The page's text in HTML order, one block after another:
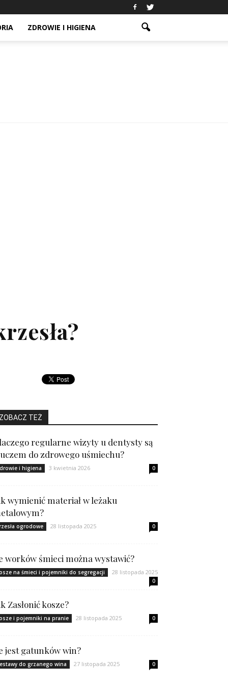
ZDROWIE I HIGIENA
ZOBACZ TEŻ
regularne wizyty u dentysty są
do zdrowego uśmiechu?
i higiena 3 kwietnia 2026 0
wymienić materiał w leżaku
ogrodowe 28 listopada 2025 0
worków śmieci można wystawić?
na śmieci i pojemniki do segregacji 28 listopada 2025
0
Zasłonić kosze?
i pojemniki na pranie 28 listopada 2025 0
jest gatunków win?
do grzanego wina 27 listopada 2025 0